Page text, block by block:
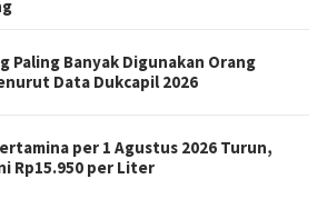
Paling Banyak Digunakan Orang
Data Dukcapil 2026
per 1 Agustus 2026 Turun,
Rp15.950 per Liter